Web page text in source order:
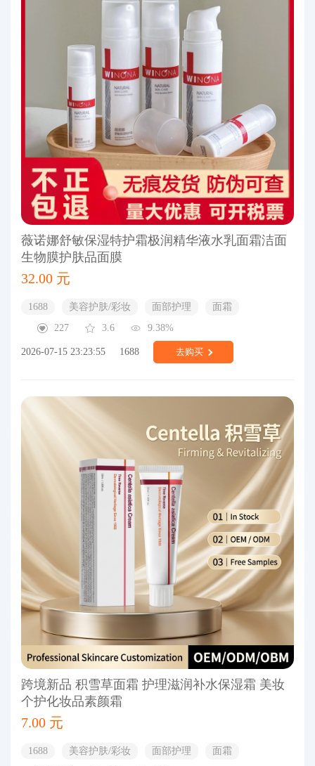
薇诺娜舒敏保湿特护霜极润精华液水乳面霜洁面
生物膜护肤品面膜
32.00 元
1688 美容护肤/彩妆 面部护理
面霜
227
3.6 9.38%
2026-07-15 23:23:55 1688 去购买
跨境新品 积雪草面霜 护理滋润补水保湿霜 美妆
个护化妆品素颜霜
7.00 元
1688 美容护肤/彩妆 面部护理
面霜